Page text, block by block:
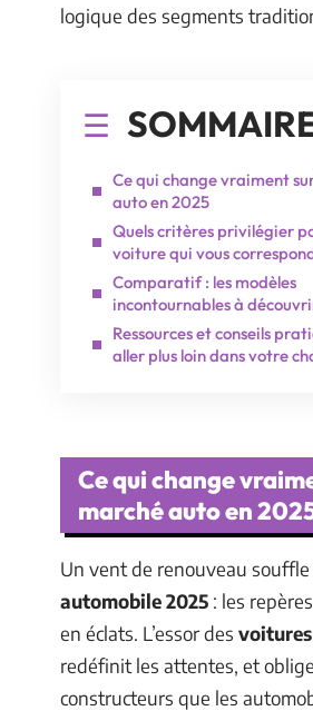
logique des segments
Ce qui change vraiment
auto en 2025
Quels critères privilégier
voiture qui vous
Comparatif : les modèles
incontournables à
Ressources et conseils
aller plus loin dans votre
Ce qui change
marché auto en
Un vent de renouveau souffle
automobile 2025 : les
en éclats. L’essor des
redéfinit les attentes, et
constructeurs que les